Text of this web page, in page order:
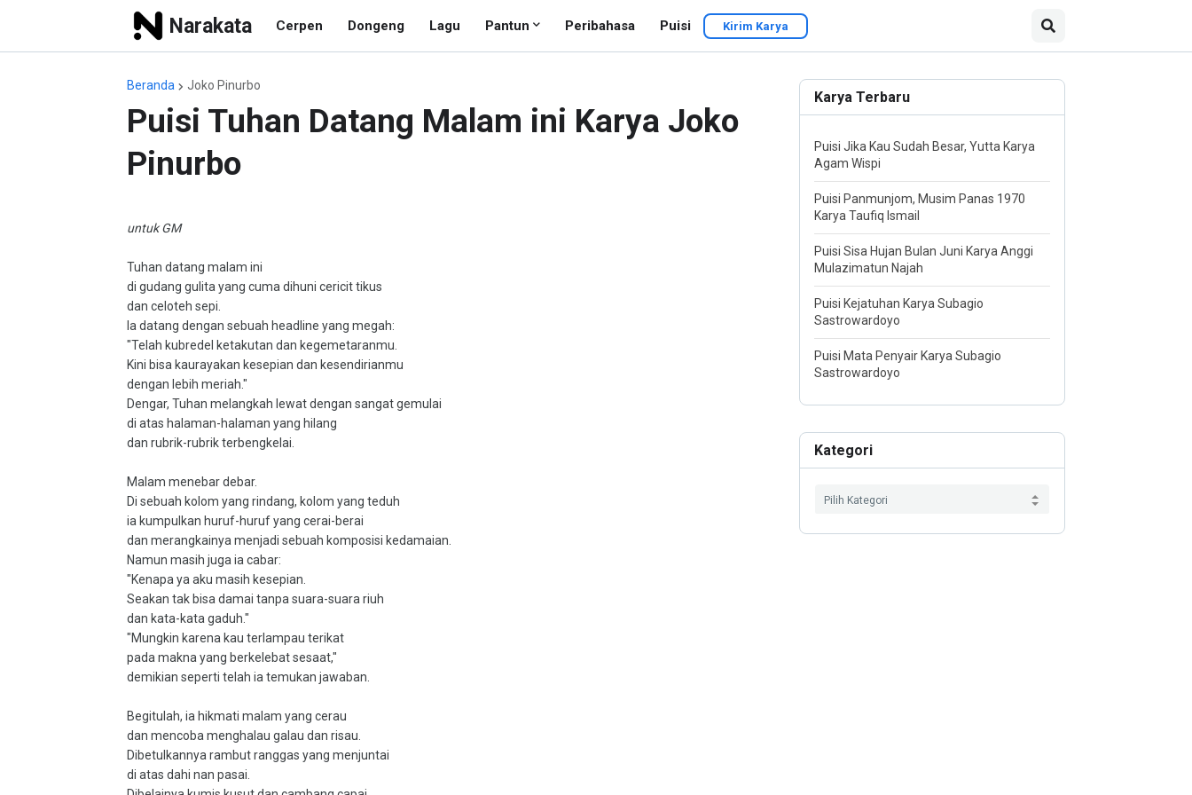
Narakata Cerpen Dongeng Lagu Pantun Peribahasa Puisi Kirim Karya
Beranda Joko Pinurbo
Puisi Tuhan Datang Malam ini Karya Joko
Pinurbo
untuk GM
Tuhan datang malam ini
di gudang gulita yang cuma dihuni cericit tikus
dan celoteh sepi.
Ia datang dengan sebuah headline yang megah:
"Telah kubredel ketakutan dan kegemetaranmu.
Kini bisa kaurayakan kesepian dan kesendirianmu
dengan lebih meriah."
Dengar, Tuhan melangkah lewat dengan sangat gemulai
di atas halaman-halaman yang hilang
dan rubrik-rubrik terbengkelai.
Malam menebar debar.
Di sebuah kolom yang rindang, kolom yang teduh
ia kumpulkan huruf-huruf yang cerai-berai
dan merangkainya menjadi sebuah komposisi kedamaian.
Namun masih juga ia cabar:
"Kenapa ya aku masih kesepian.
Seakan tak bisa damai tanpa suara-suara riuh
dan kata-kata gaduh."
"Mungkin karena kau terlampau terikat
pada makna yang berkelebat sesaat,"
demikian seperti telah ia temukan jawaban.
Begitulah, ia hikmati malam yang cerau
dan mencoba menghalau galau dan risau.
Dibetulkannya rambut ranggas yang menjuntai
di atas dahi nan pasai.
Karya Terbaru
Puisi Jika Kau Sudah Besar, Yutta Karya
Agam Wispi
Puisi Panmunjom, Musim Panas 1970
Karya Taufiq Ismail
Puisi Sisa Hujan Bulan Juni Karya Anggi
Mulazimatun Najah
Puisi Kejatuhan Karya Subagio
Sastrowardoyo
Puisi Mata Penyair Karya Subagio
Sastrowardoyo
Kategori